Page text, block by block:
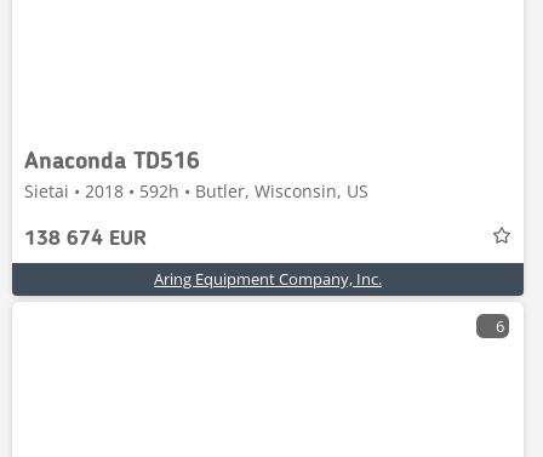
Anaconda TD516
Sietai • 2018 • 592h • Butler, Wisconsin, US
138 674 EUR
Aring Equipment Company, Inc.
6